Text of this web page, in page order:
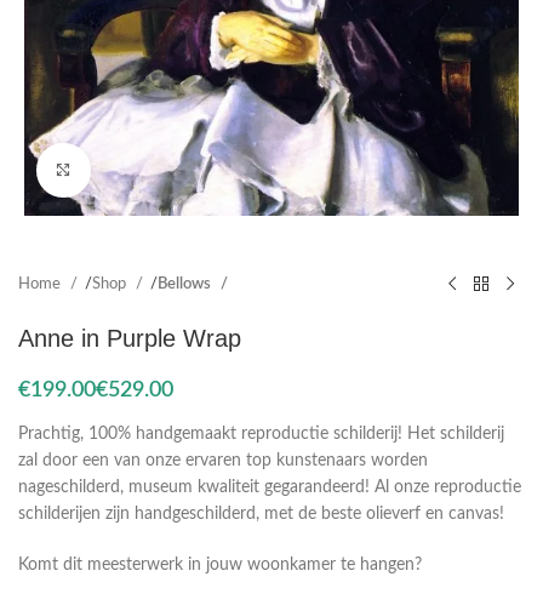
Click to enlarge
Home Shop Bellows
Anne in Purple Wrap
€ €
Prachtig, 100% handgemaakt reproductie schilderij! Het schilderij
zal door een van onze ervaren top kunstenaars worden
nageschilderd, museum kwaliteit gegarandeerd! Al onze reproductie
schilderijen zijn handgeschilderd, met de beste olieverf en canvas!
Komt dit meesterwerk in jouw woonkamer te hangen?